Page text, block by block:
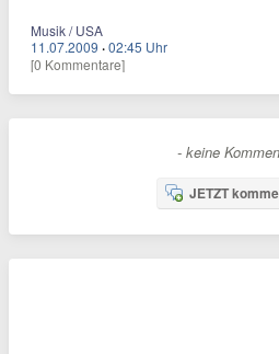
Musik / USA
11.07.2009 ·02:45 Uhr
[0 Kommentare]
- keine
JETZT